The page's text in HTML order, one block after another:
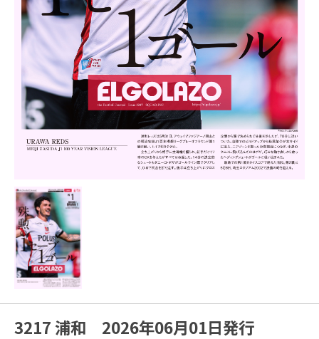
3217 浦和 2026年06月01日発行